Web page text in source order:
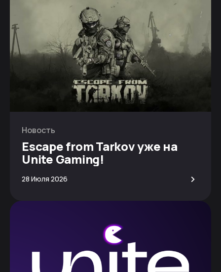
Новость
Escape from Tarkov уже на
Unite Gaming!
28 Июля 2026 >